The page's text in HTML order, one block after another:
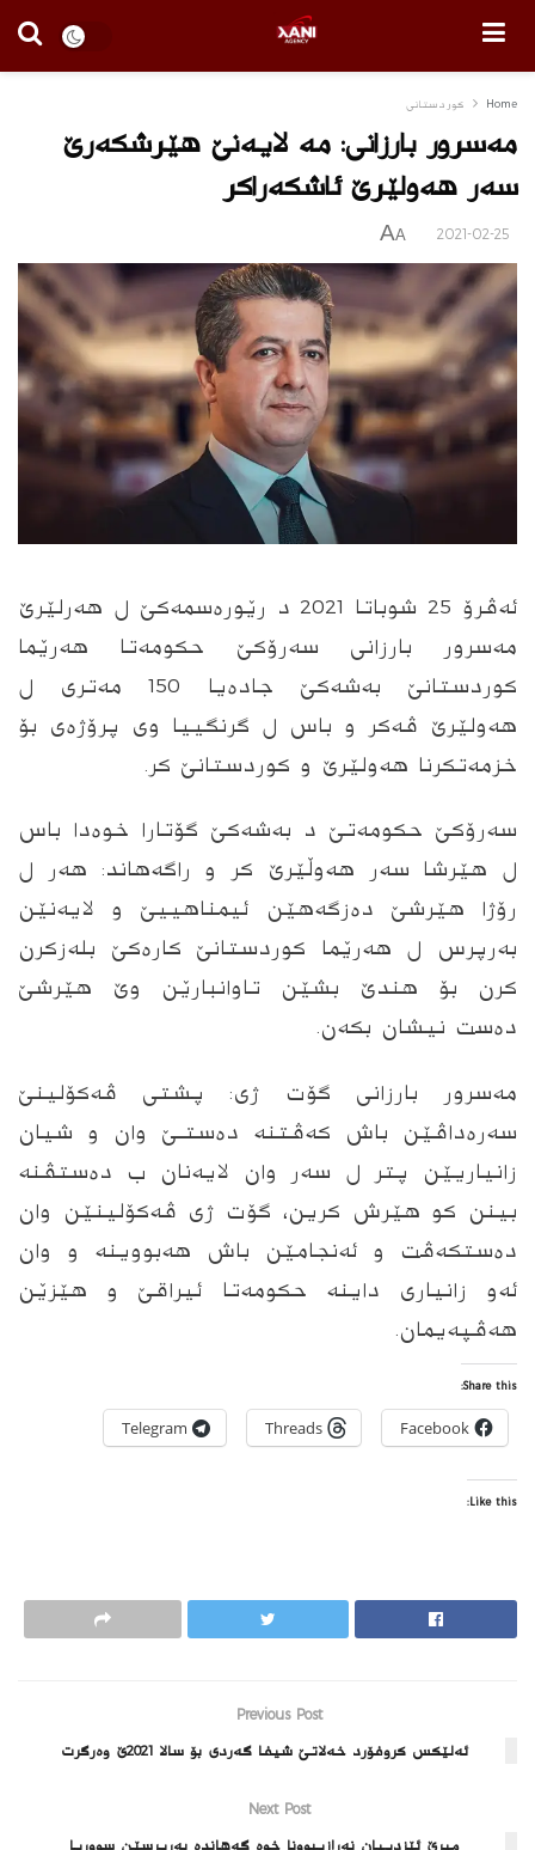
Home كوردستانى
مه‌سرور بارزانى: مه‌ لایه‌نێ هێرشكه‌رێ
سه‌ر هه‌ولێرێ ئاشكه‌راكر
2021-02-25
A
A
ئه‌ڤرۆ 25 شوباتا 2021 د رێوره‌سمه‌كێ ل هه‌رلێرێ
مه‌سرور بارزانى سه‌رۆكێ حكومه‌تا هه‌رێما
كوردستانێ به‌شه‌كێ جاده‌یا 150 مه‌ترى ل
هه‌ولێرێ ڤه‌كر و باس ل گرنگییا وى پرۆژه‌ى بۆ
خزمه‌تكرنا هه‌ولێرێ و كوردستانێ كر.
سه‌رۆكێ حكومه‌تێ د به‌شه‌كێ گۆتارا خوه‌دا باس
ل هێرشا سه‌ر هه‌وڵێرێ كر و راگه‌هاند: هه‌ر ل
رۆژا هێرشێ ده‌زگه‌هێن ئیمناهییێ و لایه‌نێن
به‌رپرس ل هه‌رێما كوردستانێ كاره‌كێ بله‌زكرن
كرن بۆ هندێ بشێن تاوانبارێن وێ هێرشێ
ده‌ست نیشان بكه‌ن.
مه‌سرور بارزانى گۆت ژى: پشتى ڤه‌كۆلینێ
سه‌ره‌داڤێن باش كه‌ڤتنه‌ ده‌ستـێ وان و شیان
زانیاریێن پتر ل سه‌ر وان لایه‌نان ب ده‌ستڤنه‌
بینن كو هێرش كرین، گۆت ژى ڤه‌كۆلینێن وان
ده‌ستكه‌ڤت و ئه‌نجامێن باش هه‌بووینه و وان
ئه‌و زانیارى داینه‌ حكومه‌تا ئیراقێ و هێزێن
هه‌ڤپه‌یمان.
Share this:
Facebook
Threads
Telegram
Like this:
Previous Post
ئه‌لێكس كروفۆرد خه‌لاتێ شیفا گه‌ردى بۆ سالا 2021ێ وه‌رگرت
Next Post
میرێ ئێزدییان نه‌رازیبوونا خوه‌ گه‌هانده‌ بەرپرسێن سووریا